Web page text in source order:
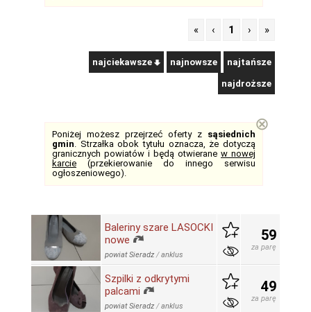
« ‹ 1 › »
najciekawsze najnowsze najtańsze
najdroższe
Poniżej możesz przejrzeć oferty z sąsiednich
gmin. Strzałka obok tytułu oznacza, że dotyczą
granicznych powiatów i będą otwierane w nowej
karcie (przekierowanie do innego serwisu
ogłoszeniowego).
⊗
Baleriny szare LASOCKI
nowe
powiat Sieradz /anklus
59
za parę
Szpilki z odkrytymi
palcami
powiat Sieradz /anklus
49
za parę